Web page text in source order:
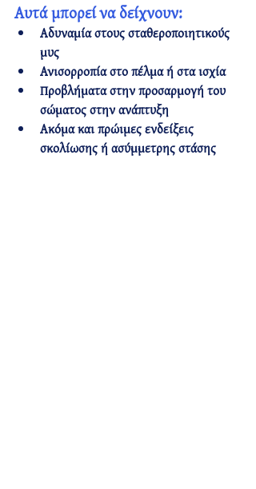
Αυτά μπορεί να δείχνουν:
Αδυναμία στους σταθεροποιητικούς
μυς
Ανισορροπία στο πέλμα ή στα ισχία
Προβλήματα στην προσαρμογή του
σώματος στην ανάπτυξη
Ακόμα και πρώιμες ενδείξεις
σκολίωσης ή ασύμμετρης στάσης